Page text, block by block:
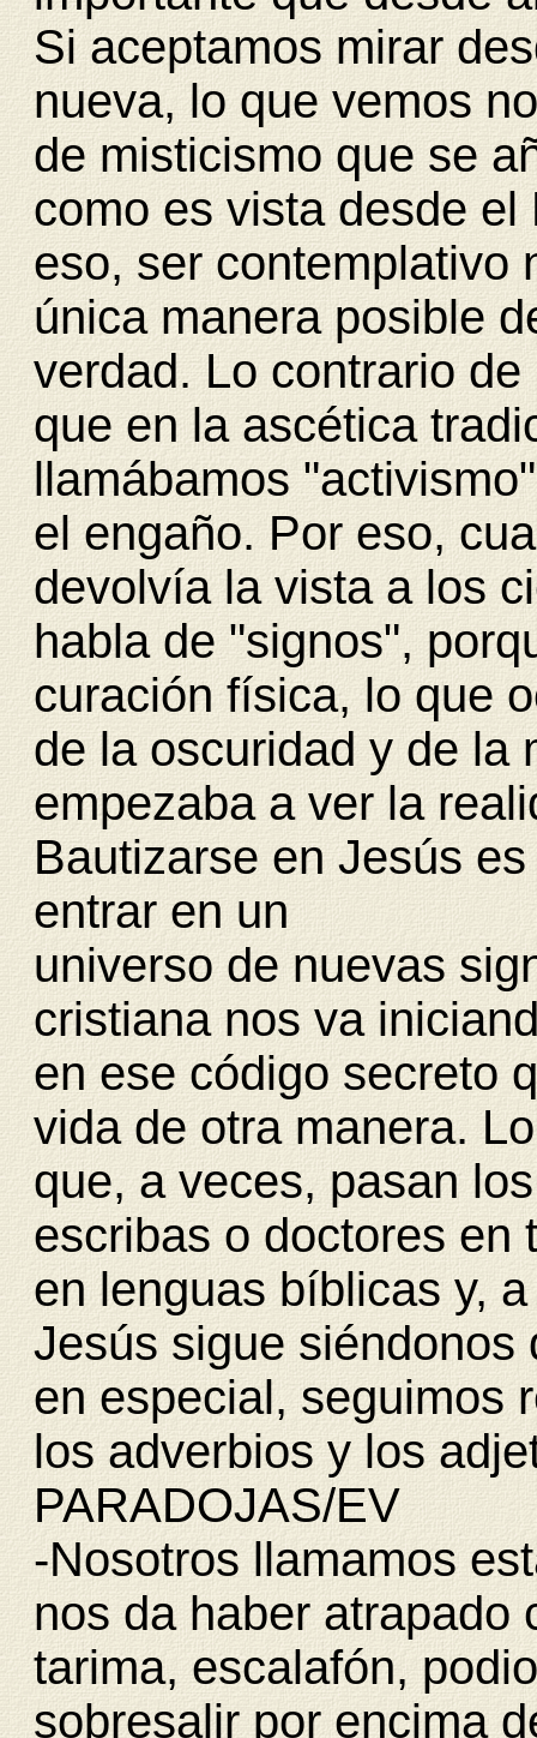
Si aceptamos mirar
nueva, lo que vemos
de misticismo que se
como es vista desde el
eso, ser contemplativo
única manera posible
verdad. Lo contrario
que en la ascética
llamábamos
el engaño. Por eso,
devolvía la vista a los
habla de "signos",
curación física, lo que
de la oscuridad y de la
empezaba a ver la
Bautizarse en Jesús
entrar en un
universo de nuevas
cristiana nos va
en ese código secreto
vida de otra manera.
que, a veces, pasan
escribas o doctores en
en lenguas bíblicas y,
Jesús sigue siéndonos
en especial, seguimos
los adverbios y los
PARADOJAS/EV
-Nosotros llamamos
nos da haber atrapado
tarima, escalafón,
sobresalir por encima